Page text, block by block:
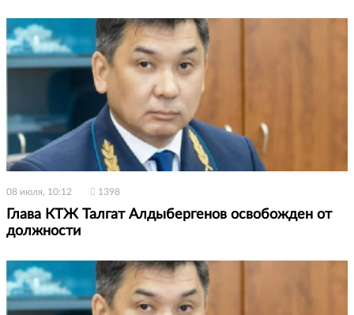
08 июля, 10:12 1398
Глава КТЖ Талгат Алдыбергенов освобожден от
должности